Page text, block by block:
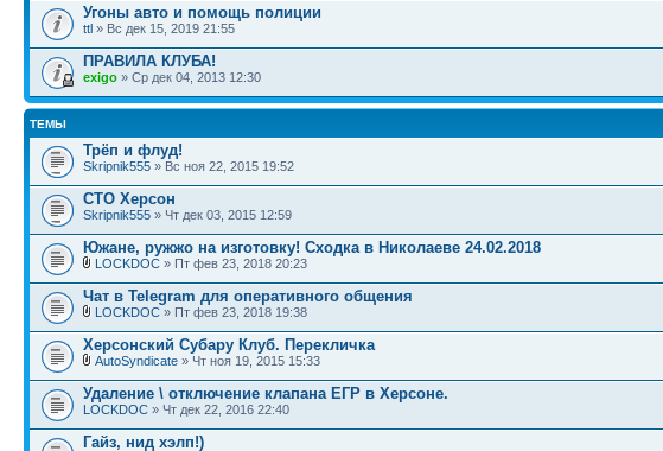
Угоны авто и помощь полиции
ttl » Вс дек 15, 2019 21:55
ПРАВИЛА КЛУБА!
exigo » Ср дек 04, 2013 12:30
ТЕМЫ
Трёп и флуд!
Skripnik555 » Вс ноя 22, 2015 19:52
СТО Херсон
Skripnik555 » Чт дек 03, 2015 12:59
Южане, ружжо на изготовку! Сходка в Николаеве 24.02.2018
LOCKDOC » Пт фев 23, 2018 20:23
Чат в Telegram для оперативного общения
LOCKDOC » Пт фев 23, 2018 19:38
Херсонский Субару Клуб. Перекличка
AutoSyndicate » Чт ноя 19, 2015 15:33
Удаление \ отключение клапана ЕГР в Херсоне.
LOCKDOC » Чт дек 22, 2016 22:40
Гайз, нид хэлп!)